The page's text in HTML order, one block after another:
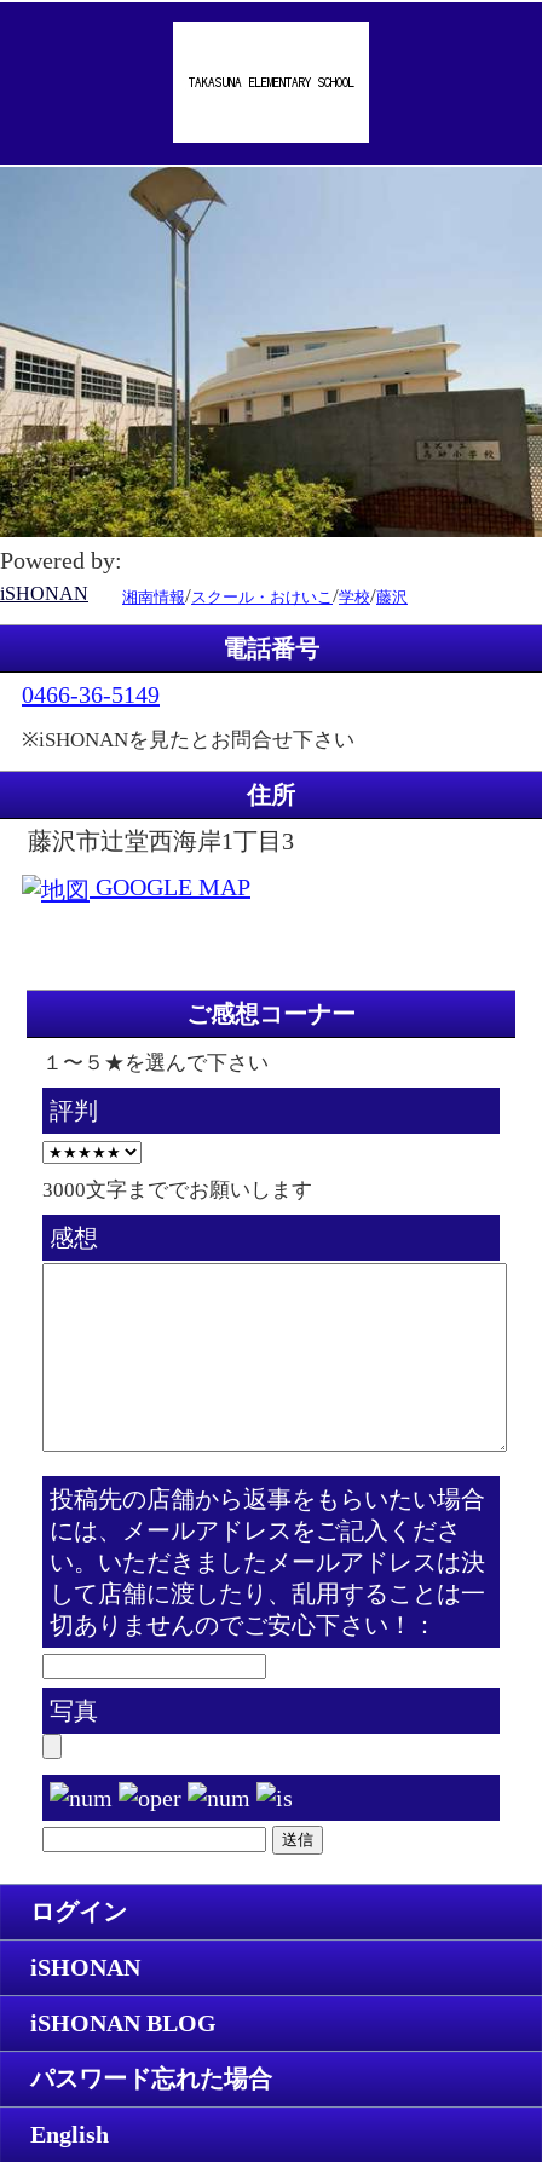
Powered by:
iSHONAN 湘南情報/スクール・おけいこ/学校/藤沢
電話番号
0466-36-5149
※iSHONANを見たとお問合せ下さい
住所
藤沢市辻堂西海岸1丁目3
GOOGLE MAP
ご感想コーナー
１〜５★を選んで下さい
評判
3000文字まででお願いします
感想
投稿先の店舗から返事をもらいたい場合
には、メールアドレスをご記入くださ
い。いただきましたメールアドレスは決
して店舗に渡したり、乱用することは一
切ありませんのでご安心下さい！：
写真
ログイン
iSHONAN
iSHONAN BLOG
パスワード忘れた場合
English